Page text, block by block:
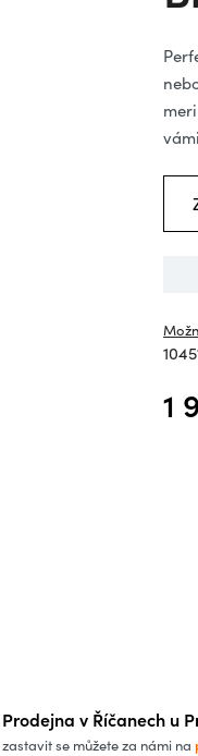
1
Prodejna v Říčanech u
zastavit se můžete za námi na